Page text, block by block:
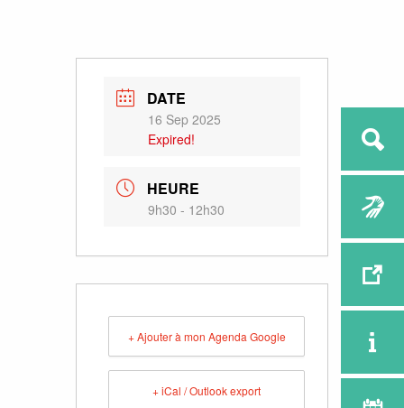
DATE
16 Sep 2025
Expired!
HEURE
9h30 - 12h30
+ Ajouter à mon Agenda Google
+ iCal / Outlook export